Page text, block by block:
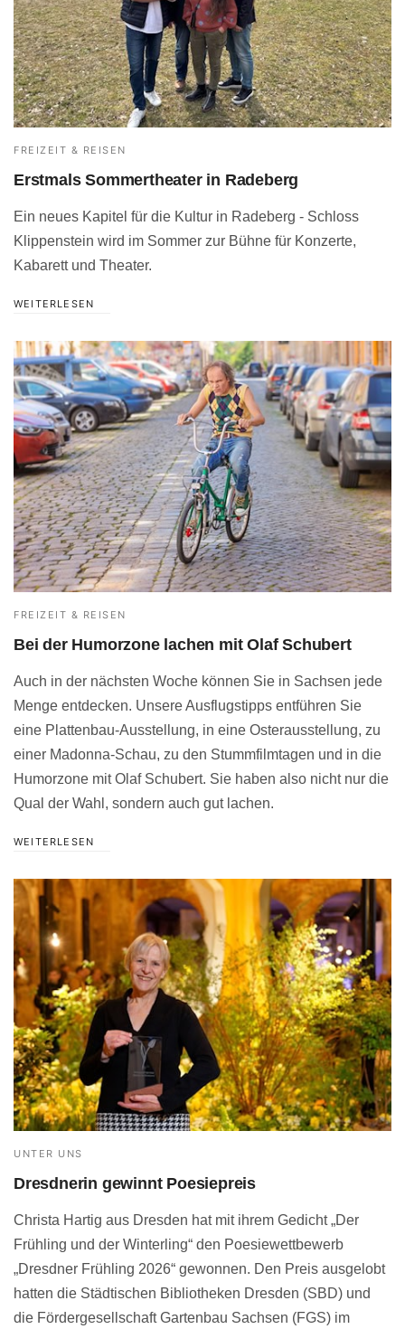
FREIZEIT & REISEN
Erstmals Sommertheater in Radeberg
Ein neues Kapitel für die Kultur in Radeberg - Schloss
Klippenstein wird im Sommer zur Bühne für Konzerte,
Kabarett und Theater.
WEITERLESEN
FREIZEIT & REISEN
Bei der Humorzone lachen mit Olaf Schubert
Auch in der nächsten Woche können Sie in Sachsen jede
Menge entdecken. Unsere Ausflugstipps entführen Sie
eine Plattenbau-Ausstellung, in eine Osterausstellung, zu
einer Madonna-Schau, zu den Stummfilmtagen und in die
Humorzone mit Olaf Schubert. Sie haben also nicht nur die
Qual der Wahl, sondern auch gut lachen.
WEITERLESEN
UNTER UNS
Dresdnerin gewinnt Poesiepreis
Christa Hartig aus Dresden hat mit ihrem Gedicht „Der
Frühling und der Winterling“ den Poesiewettbewerb
„Dresdner Frühling 2026“ gewonnen. Den Preis ausgelobt
hatten die Städtischen Bibliotheken Dresden (SBD) und
die Fördergesellschaft Gartenbau Sachsen (FGS) im